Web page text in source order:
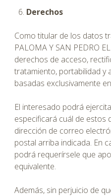
Derechos
Como titular de los datos
PALOMA Y SAN PEDRO
derechos de acceso,
tratamiento, portabilidad y
basadas exclusivamente
El interesado podrá
especificará cuál de estos
dirección de correo
postal arriba indicada. En
podrá requerírsele que
equivalente.
Además, sin perjuicio de